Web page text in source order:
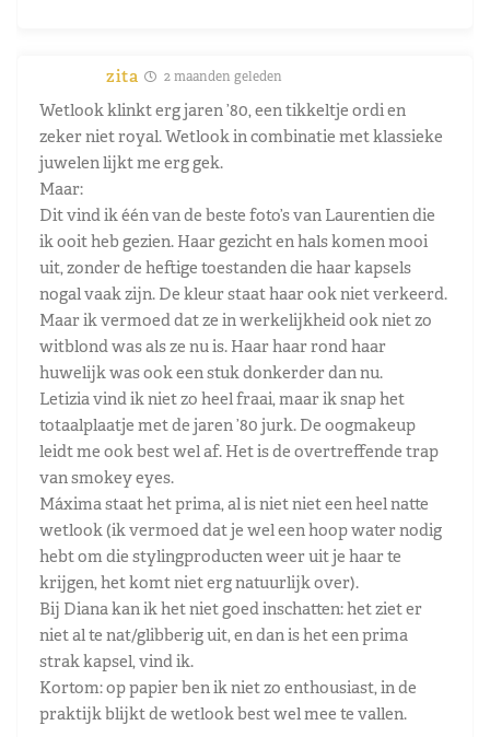
zita 2 maanden geleden
Wetlook klinkt erg jaren ’80, een tikkeltje ordi en
zeker niet royal. Wetlook in combinatie met klassieke
juwelen lijkt me erg gek.
Maar:
Dit vind ik één van de beste foto’s van Laurentien die
ik ooit heb gezien. Haar gezicht en hals komen mooi
uit, zonder de heftige toestanden die haar kapsels
nogal vaak zijn. De kleur staat haar ook niet verkeerd.
Maar ik vermoed dat ze in werkelijkheid ook niet zo
witblond was als ze nu is. Haar haar rond haar
huwelijk was ook een stuk donkerder dan nu.
Letizia vind ik niet zo heel fraai, maar ik snap het
totaalplaatje met de jaren ’80 jurk. De oogmakeup
leidt me ook best wel af. Het is de overtreffende trap
van smokey eyes.
Máxima staat het prima, al is niet niet een heel natte
wetlook (ik vermoed dat je wel een hoop water nodig
hebt om die stylingproducten weer uit je haar te
krijgen, het komt niet erg natuurlijk over).
Bij Diana kan ik het niet goed inschatten: het ziet er
niet al te nat/glibberig uit, en dan is het een prima
strak kapsel, vind ik.
Kortom: op papier ben ik niet zo enthousiast, in de
praktijk blijkt de wetlook best wel mee te vallen.